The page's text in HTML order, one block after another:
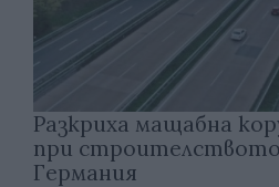
Разкриха мащабна
при
Германия